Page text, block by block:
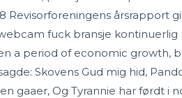
Revisorforeningens
fuck bransje kontinuerlig
a period of economic growth,
Skovens Gud mig hid,
gaaer, Og Tyrannie har førdt